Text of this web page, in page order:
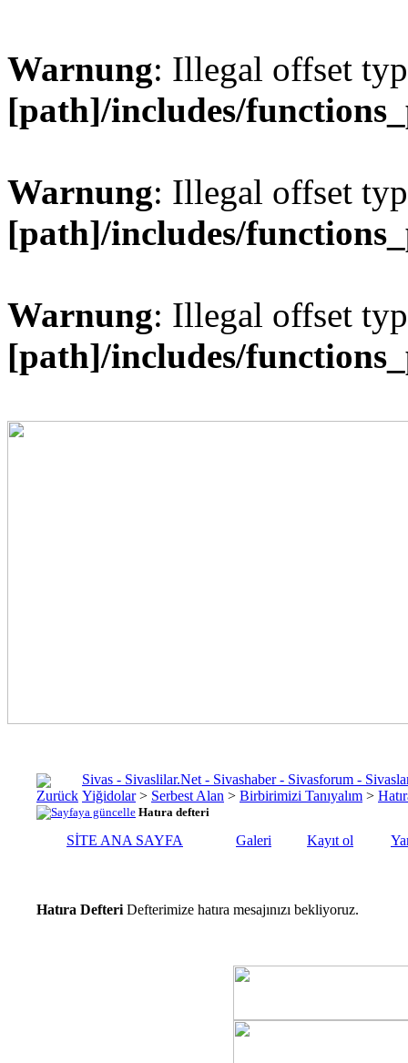
Warnung: Illegal offset
[path]/includes/
Warnung: Illegal offset
[path]/includes/
Warnung: Illegal offset
[path]/includes/
Sivas - Sivaslilar.Net - Sivashaber - Sivasforum -
Yiğidolar > Serbest Alan > Birbirimizi Tanıyalım >
Hatıra defteri
SİTE ANA SAYFA Galeri Kayıt ol
Hatıra Defteri Defterimize hatıra mesajınızı bekliyoruz.